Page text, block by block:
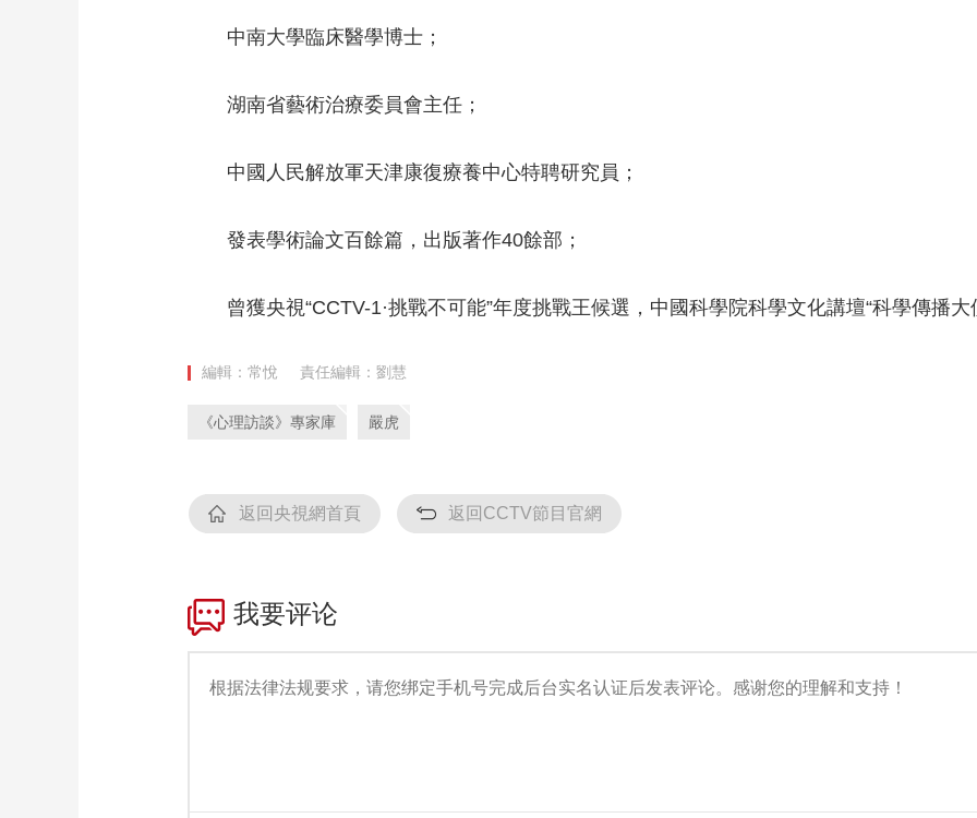
中南大學臨床醫學博士；
湖南省藝術治療委員會主任；
中國人民解放軍天津康復療養中心特聘研究員；
發表學術論文百餘篇，出版著作40餘部；
曾獲央視“CCTV-1·挑戰不可能”年度挑戰王候選，中國科學院科學文化講壇“科學傳播大
編輯：常悅 責任編輯：劉慧
《心理訪談》專家庫 嚴虎
返回央視網首頁 返回CCTV節目官網